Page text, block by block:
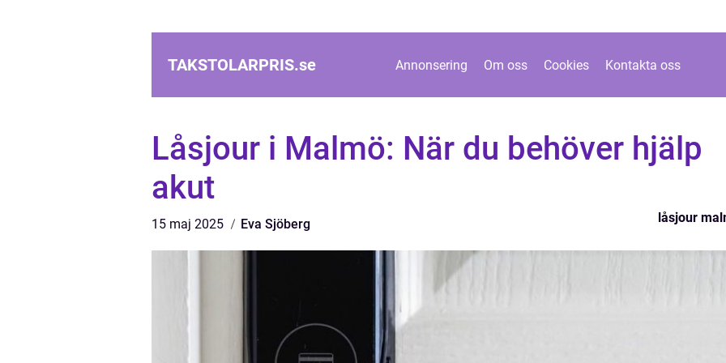
TAKSTOLARPRIS.se Annonsering Om oss Cookies Kontakta oss
Låsjour i Malmö: När du behöver hjälp
akut
15 maj 2025 Eva Sjöberg låsjour